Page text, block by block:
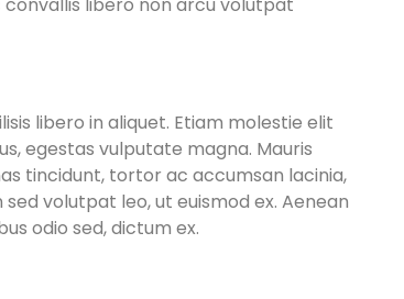
libero in aliquet. Etiam molestie elit
egestas vulputate magna. Mauris
tincidunt, tortor ac accumsan lacinia,
volutpat leo, ut euismod ex. Aenean
odio sed, dictum ex.